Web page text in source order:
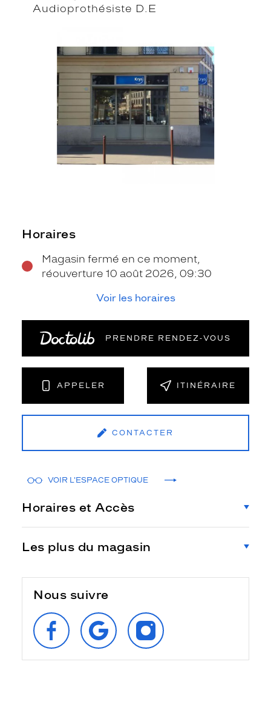
Audioprothésiste D.E
Horaires
Magasin fermé en ce moment,
réouverture 10 août 2026, 09:30
Voir les horaires
PRENDRE RENDEZ‑VOUS
APPELER ITINÉRAIRE
CONTACTER
VOIR L'ESPACE OPTIQUE
Horaires et Accès
Les plus du magasin
Nous suivre
SUIVEZ‑NOUS
SUR
FACEBOOK
RETROUVEZ‑NOUS
SUR
GOOGLE
SUIVEZ‑NOUS
SUR
INSTAGRAM